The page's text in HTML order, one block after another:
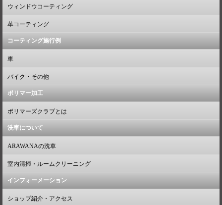
ウィンドウコーティング
革コーティング
コーティング施行例
車
バイク・その他
ポリマー加工
ポリマーズクラブとは
洗車について
ARAWANAの洗車
室内清掃・ルームクリーニング
インフォーメーション
ショップ紹介・アクセス